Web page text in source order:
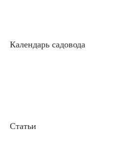
Календарь садовода
Статьи